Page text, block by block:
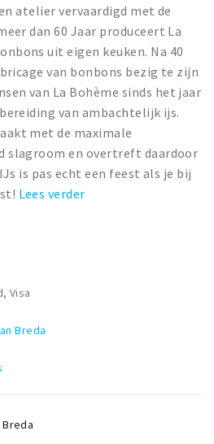
atelier vervaardigd met de
dan 60 Jaar produceert La
uit eigen keuken. Na 40
van bonbons bezig te zijn
van La Bohème sinds het jaar
van ambachtelijk ijs.
met de maximale
slagroom en overtreft daardoor
is pas echt een feest als je bij
Lees verder
Visa
Breda
Breda